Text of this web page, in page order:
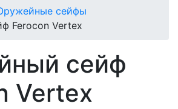
сейфы
Ferocon Vertex
сейф
Vertex